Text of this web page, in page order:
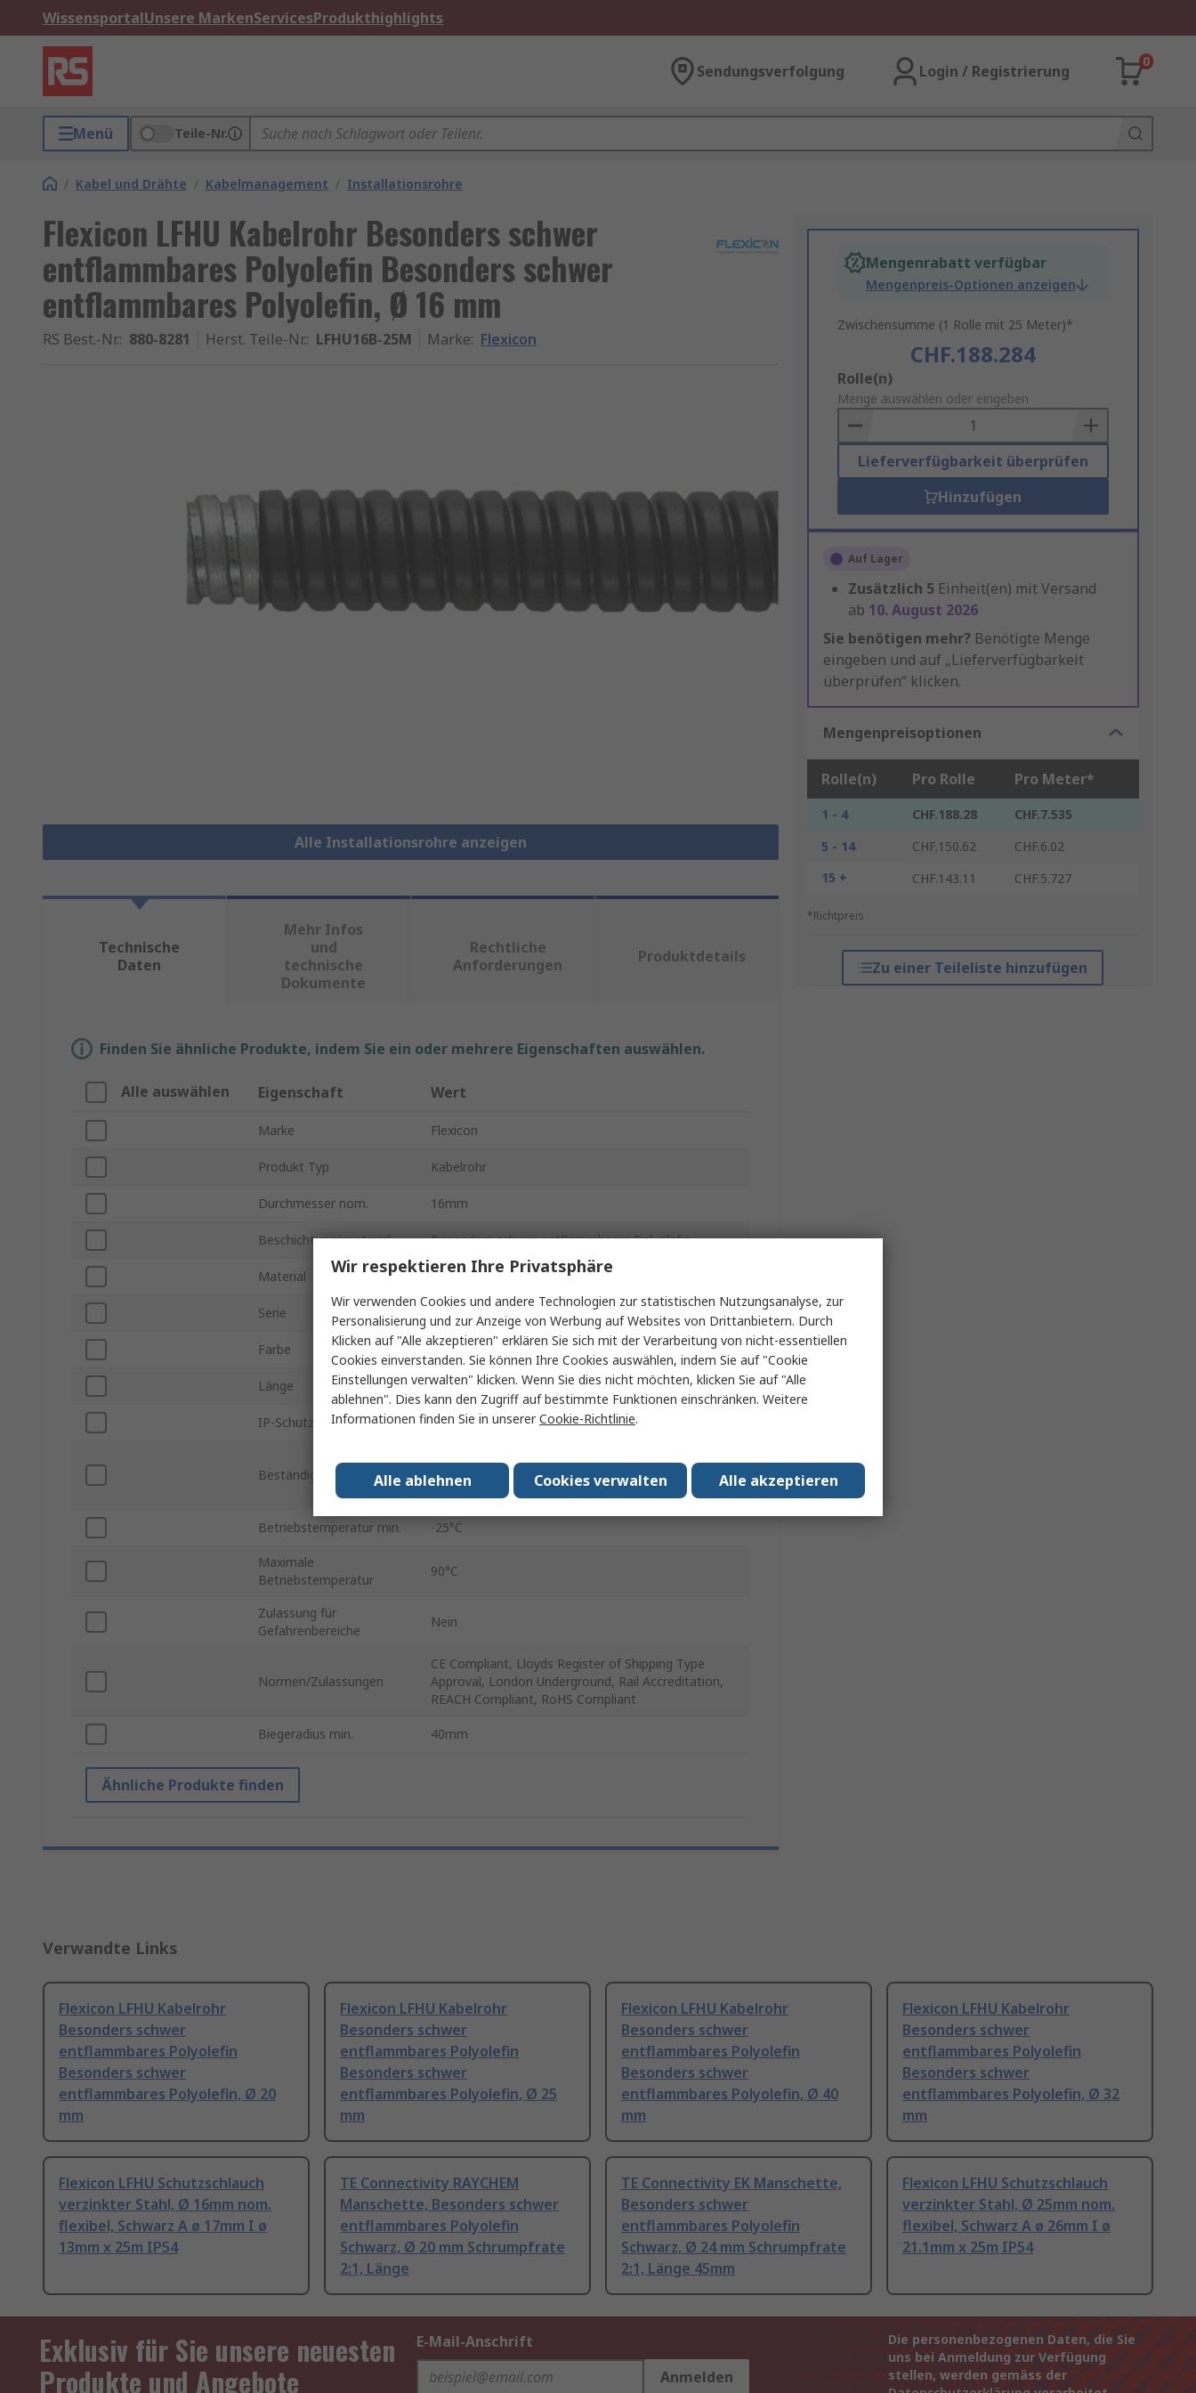
WissensportalUnsere MarkenServicesProdukthighlights
Sendungsverfolgung Login / Registrierung
0
Menü Teile-Nr.
/ Kabel und Drähte / Kabelmanagement / Installationsrohre
Flexicon LFHU Kabelrohr Besonders schwer
entflammbares Polyolefin Besonders schwer
entflammbares Polyolefin, Ø 16 mm
RS Best.-Nr.: 880-8281 Herst. Teile-Nr.: LFHU16B-25M Marke: Flexicon
Alle Installationsrohre anzeigen
Mengenrabatt verfügbar
Mengenpreis-Optionen anzeigen
Zwischensumme (1 Rolle mit 25 Meter)*
CHF.188.284
Add
to
Basket
Rolle(n)
Menge auswählen oder eingeben
Lieferverfügbarkeit überprüfen
Hinzufügen
Auf Lager
Zusätzlich 5 Einheit(en) mit Versand
ab 10. August 2026
Sie benötigen mehr? Benötigte Menge
eingeben und auf „Lieferverfügbarkeit
überprüfen“ klicken.
Mengenpreisoptionen
Rolle(n) Pro Rolle Pro Meter*
1 - 4 CHF.188.28
CHF.7.535
5 - 14
CHF.150.62
CHF.6.02
15 +
CHF.143.11 CHF.5.727
*Richtpreis
Zu einer Teileliste hinzufügen
Technische
Daten
Mehr Infos
und
technische
Dokumente
Rechtliche
Anforderungen
Produktdetails
Finden Sie ähnliche Produkte, indem Sie ein oder mehrere Eigenschaften auswählen.
Alle auswählen Eigenschaft Wert
Marke Flexicon
Produkt Typ Kabelrohr
Durchmesser nom. 16mm
Beschichtungsmaterial Besonders schwer entflammbares Polyolefin
Material Besonders schwer entflammbares Polyolefin
Serie LFHU
Farbe Schwarz
Länge 25m
IP-Schutzart IP54
Beständigkeitsmerkmale
Schwefelfrei, Ölbeständig, Flammwidrig, Geringe
Rauchentwicklung
Betriebstemperatur min. -25°C
Maximale
Betriebstemperatur
90°C
Zulassung für
Gefahrenbereiche
Nein
Normen/Zulassungen
CE Compliant, Lloyds Register of Shipping Type
Approval, London Underground, Rail Accreditation,
REACH Compliant, RoHS Compliant
Biegeradius min. 40mm
Ähnliche Produkte finden
Verwandte Links
Flexicon LFHU Kabelrohr
Besonders schwer
entflammbares Polyolefin
Besonders schwer
entflammbares Polyolefin, Ø 20
mm
Flexicon LFHU Kabelrohr
Besonders schwer
entflammbares Polyolefin
Besonders schwer
entflammbares Polyolefin, Ø 25
mm
Flexicon LFHU Kabelrohr
Besonders schwer
entflammbares Polyolefin
Besonders schwer
entflammbares Polyolefin, Ø 40
mm
Flexicon LFHU Kabelrohr
Besonders schwer
entflammbares Polyolefin
Besonders schwer
entflammbares Polyolefin, Ø 32
mm
Flexicon LFHU Schutzschlauch
verzinkter Stahl, Ø 16mm nom.
flexibel, Schwarz A ø 17mm I ø
13mm x 25m IP54
TE Connectivity RAYCHEM
Manschette, Besonders schwer
entflammbares Polyolefin
Schwarz, Ø 20 mm Schrumpfrate
2:1, Länge
TE Connectivity EK Manschette,
Besonders schwer
entflammbares Polyolefin
Schwarz, Ø 24 mm Schrumpfrate
2:1, Länge 45mm
Flexicon LFHU Schutzschlauch
verzinkter Stahl, Ø 25mm nom.
flexibel, Schwarz A ø 26mm I ø
21.1mm x 25m IP54
Exklusiv für Sie unsere neuesten
Produkte und Angebote
E-Mail-Anschrift
Anmelden
Die personenbezogenen Daten, die Sie
uns bei Anmeldung zur Verfügung
stellen, werden gemäss der
Wir respektieren Ihre Privatsphäre
Wir verwenden Cookies und andere Technologien zur statistischen Nutzungsanalyse, zur
Personalisierung und zur Anzeige von Werbung auf Websites von Drittanbietern. Durch
Klicken auf "Alle akzeptieren" erklären Sie sich mit der Verarbeitung von nicht-essentiellen
Cookies einverstanden. Sie können Ihre Cookies auswählen, indem Sie auf "Cookie
Einstellungen verwalten" klicken. Wenn Sie dies nicht möchten, klicken Sie auf "Alle
ablehnen". Dies kann den Zugriff auf bestimmte Funktionen einschränken. Weitere
Informationen finden Sie in unsererCookie-Richtlinie.
Alle akzeptieren
Cookies verwalten
Alle ablehnen